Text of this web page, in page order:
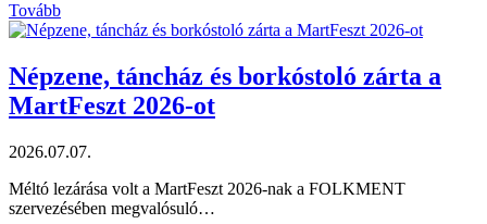
Tovább
Népzene, táncház és borkóstoló zárta a
MartFeszt 2026-ot
2026.07.07.
Méltó lezárása volt a MartFeszt 2026-nak a FOLKMENT
szervezésében megvalósuló…